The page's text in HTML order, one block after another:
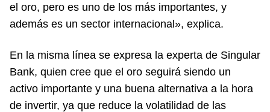
el oro, pero es uno de los más importantes, y
además es un sector internacional», explica.
En la misma línea se expresa la experta de Singular
Bank, quien cree que el oro seguirá siendo un
activo importante y una buena alternativa a la hora
de invertir, ya que reduce la volatilidad de las